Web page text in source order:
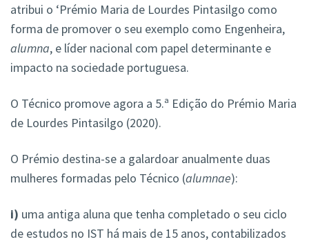
atribui o ‘Prémio Maria de Lourdes Pintasilgo como
forma de promover o seu exemplo como Engenheira,
alumna, e líder nacional com papel determinante e
impacto na sociedade portuguesa.
O Técnico promove agora a 5.ª Edição do Prémio Maria
de Lourdes Pintasilgo (2020).
O Prémio destina-se a galardoar anualmente duas
mulheres formadas pelo Técnico (alumnae):
i) uma antiga aluna que tenha completado o seu ciclo
de estudos no IST há mais de 15 anos, contabilizados